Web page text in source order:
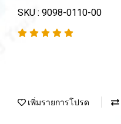
SKU : 9098-0110-00
เพิ่มรายการโปรด